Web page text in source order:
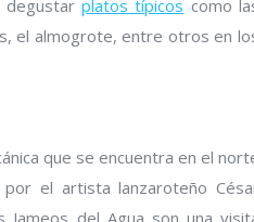
degustarplatos típicos como
el almogrote, entre otros en
que se encuentra en el
el artista lanzaroteño